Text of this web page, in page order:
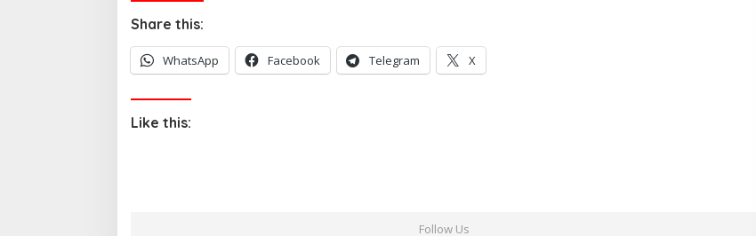
Share this:
WhatsApp Facebook Telegram X
Like this:
Follow Us